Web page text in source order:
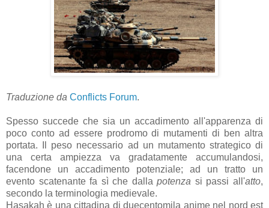
Traduzione da Conflicts Forum.
Spesso succede che sia un accadimento all'apparenza di
poco conto ad essere prodromo di mutamenti di ben altra
portata. Il peso necessario ad un mutamento strategico di
una certa ampiezza va gradatamente accumulandosi,
facendone un accadimento potenziale; ad un tratto un
evento scatenante fa sì che dallapotenza si passi all'atto,
secondo la terminologia medievale.
Hasakah è una cittadina di duecentomila anime nel nord est